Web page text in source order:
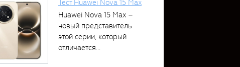
Тест Huawei Nova 15 Max
Huawei Nova 15 Max –
новый представитель
этой серии, который
отличается...